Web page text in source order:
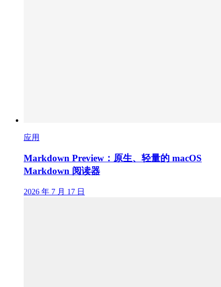
应用
Markdown Preview：原生、轻量的 macOS
Markdown 阅读器
2026 年 7 月 17 日